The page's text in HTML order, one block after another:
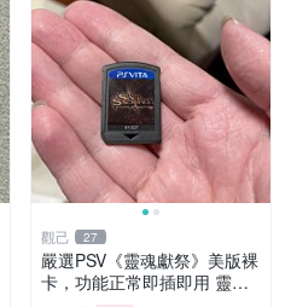
觀己 27
嚴選PSV《靈魂獻祭》美版裸
卡，功能正常即插即用 靈魂